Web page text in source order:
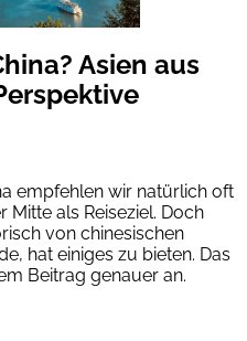
Asien aus
empfehlen wir natürlich oft
Mitte als Reiseziel. Doch
von chinesischen
hat einiges zu bieten. Das
Beitrag genauer an.